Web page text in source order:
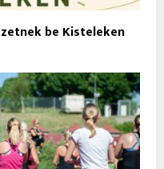
be Kisteleken